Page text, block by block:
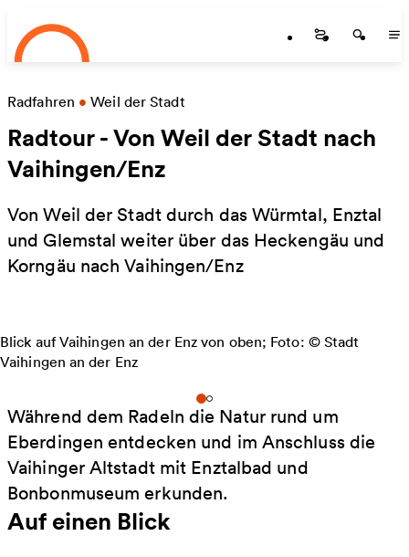
Zum Hauptinhalt springen
Startseite
Radfahren • Weil der Stadt
Radtour - Von Weil der Stadt nach
Vaihingen/Enz
Von Weil der Stadt durch das Würmtal, Enztal
und Glemstal weiter über das Heckengäu und
Korngäu nach Vaihingen/Enz
Blick auf Vaihingen an der Enz von oben; Foto: © Stadt
Vaihingen an der Enz
Während dem Radeln die Natur rund um
Eberdingen entdecken und im Anschluss die
Vaihinger Altstadt mit Enztalbad und
Bonbonmuseum erkunden.
Auf einen Blick